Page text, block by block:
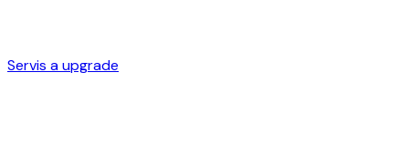
Servis a upgrade